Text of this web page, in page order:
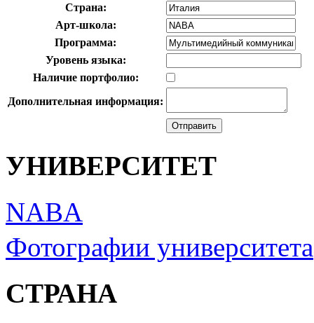
Страна:
Арт-школа:
Программа:
Уровень языка:
Наличие портфолио:
Дополнительная информация:
УНИВЕРСИТЕТ
NABA
Фотографии университета
СТРАНА